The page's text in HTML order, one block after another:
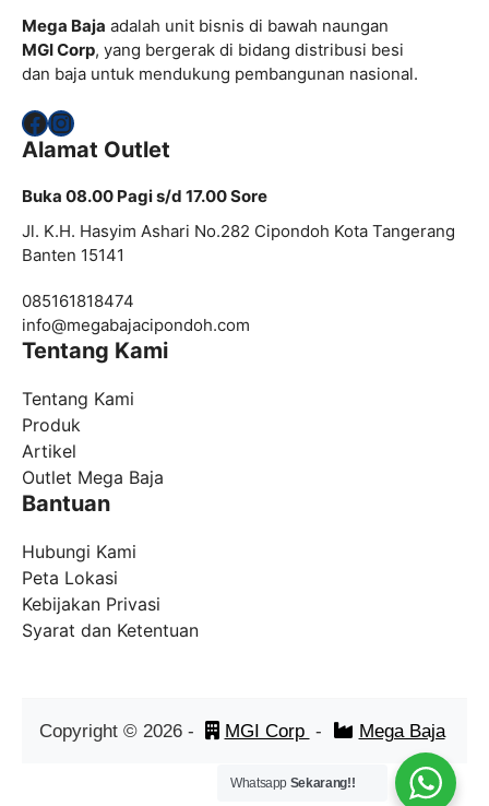
Mega Baja adalah unit bisnis di bawah naungan
MGI Corp, yang bergerak di bidang distribusi besi
dan baja untuk mendukung pembangunan nasional.
Facebook
Instagram
Alamat Outlet
Buka 08.00 Pagi s/d 17.00 Sore
Jl. K.H. Hasyim Ashari No.282 Cipondoh Kota Tangerang
Banten 15141
085161818474
info@megabajacipondoh.com
Tentang Kami
Tentang Kami
Produk
Artikel
Outlet Mega Baja
Bantuan
Hubungi Kami
Peta Lokasi
Kebijakan Privasi
Syarat dan Ketentuan
Copyright © 2026- MGI Corp - Mega Baja
Whatsapp Sekarang!!